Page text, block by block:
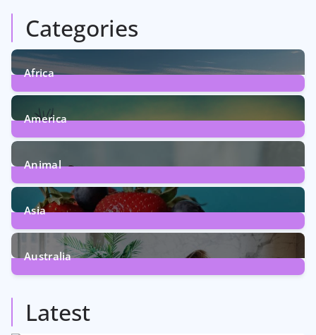
Categories
Africa
6Posts
America
5Posts
Animal
13Posts
Asia
5Posts
Australia
Latest